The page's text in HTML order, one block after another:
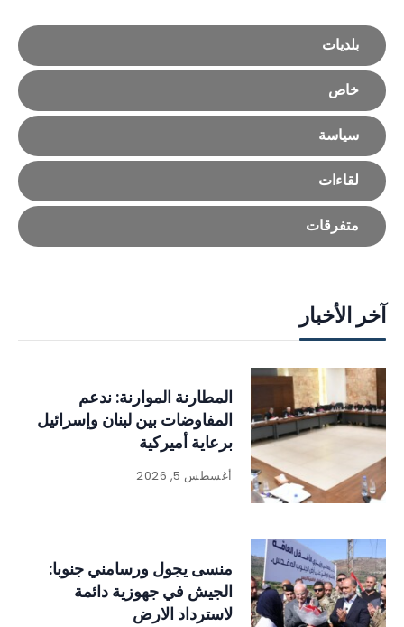
بلديات
خاص
سياسة
لقاءات
متفرقات
آخر الأخبار
المطارنة الموارنة: ندعم
المفاوضات بين لبنان وإسرائيل
برعاية أميركية
أغسطس 5, 2026
منسى يجول ورسامني جنوبا:
الجيش في جهوزية دائمة
لاسترداد الارض